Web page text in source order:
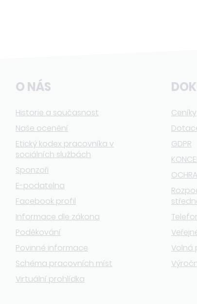
O NÁS
Historie a současnost
Naše ocenění
Etický kodex pracovníka v
sociálních službách
Sponzoři
E-podatelna
Facebook profil
Informace dle zákona
Poděkování
Povinné informace
Schéma pracovních míst
Virtuální prohlídka
Ceníky
GDPR
Volná